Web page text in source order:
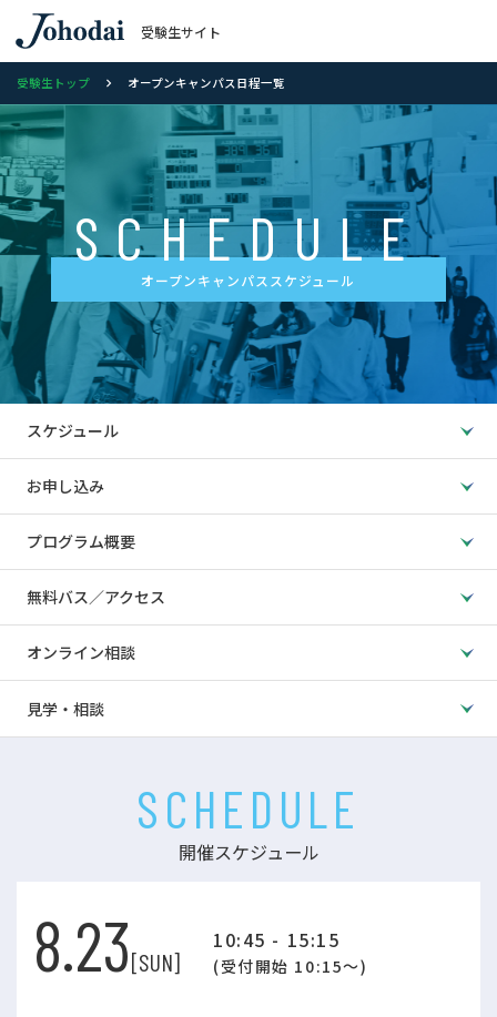
受験生サイト
受験生トップ オープンキャンパス日程一覧
SCHEDULE
オープンキャンパススケジュール
スケジュール
お申し込み
プログラム概要
無料バス／アクセス
オンライン相談
見学・相談
SCHEDULE
開催スケジュール
8.23[SUN]
10:45 - 15:15
(受付開始 10:15～)